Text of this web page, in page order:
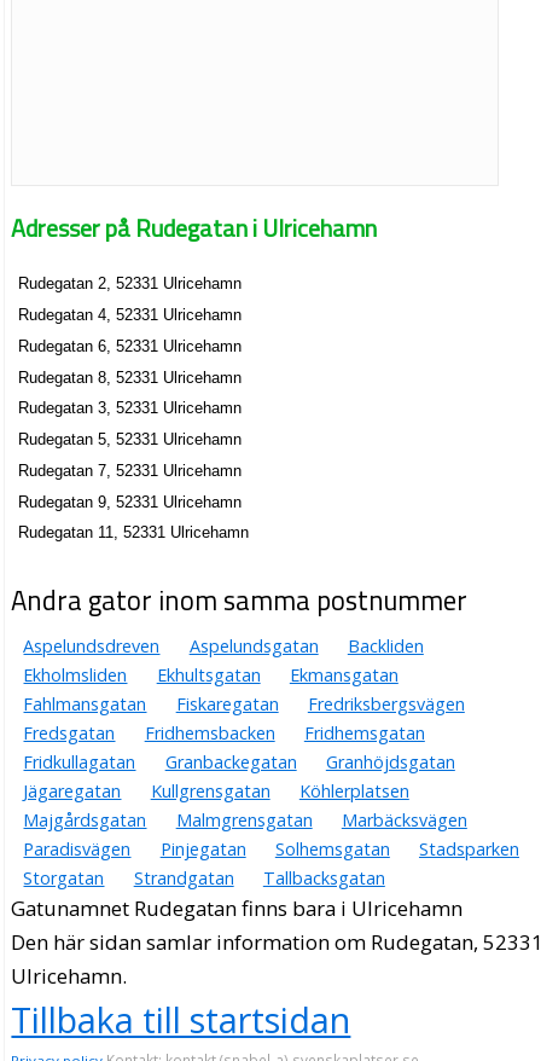
Adresser på Rudegatan i Ulricehamn
Rudegatan 2, 52331 Ulricehamn
Rudegatan 4, 52331 Ulricehamn
Rudegatan 6, 52331 Ulricehamn
Rudegatan 8, 52331 Ulricehamn
Rudegatan 3, 52331 Ulricehamn
Rudegatan 5, 52331 Ulricehamn
Rudegatan 7, 52331 Ulricehamn
Rudegatan 9, 52331 Ulricehamn
Rudegatan 11, 52331 Ulricehamn
Andra gator inom samma postnummer
Aspelundsdreven Aspelundsgatan
Backliden
Ekholmsliden
Ekhultsgatan
Ekmansgatan
Fahlmansgatan
Fiskaregatan
Fredriksbergsvägen
Fredsgatan
Fridhemsbacken
Fridhemsgatan
Fridkullagatan
Granbackegatan
Granhöjdsgatan
Jägaregatan
Kullgrensgatan
Köhlerplatsen
Majgårdsgatan
Malmgrensgatan
Marbäcksvägen
Paradisvägen
Pinjegatan Solhemsgatan
Stadsparken
Storgatan
Strandgatan Tallbacksgatan
Gatunamnet Rudegatan finns bara i Ulricehamn
Den här sidan samlar information om Rudegatan,
Ulricehamn.
Tillbaka till startsidan